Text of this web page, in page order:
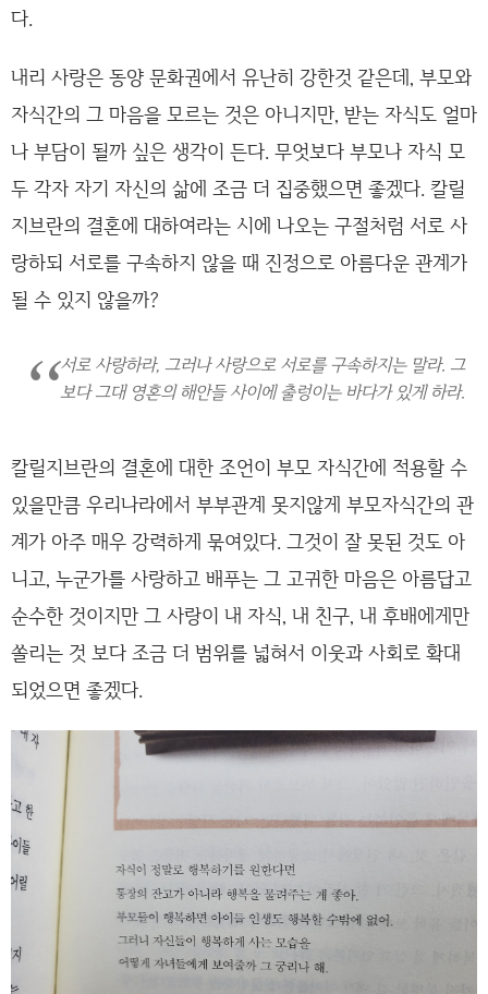
다.
내리 사랑은 동양 문화권에서 유난히 강한것 같은데, 부모와
자식간의 그 마음을 모르는 것은 아니지만, 받는 자식도 얼마
나 부담이 될까 싶은 생각이 든다. 무엇보다 부모나 자식 모
두 각자 자기 자신의 삶에 조금 더 집중했으면 좋겠다. 칼릴
지브란의 결혼에 대하여라는 시에 나오는 구절처럼 서로 사
랑하되 서로를 구속하지 않을 때 진정으로 아름다운 관계가
될 수 있지 않을까?
서로 사랑하라, 그러나 사랑으로 서로를 구속하지는 말라. 그
보다 그대 영혼의 해안들 사이에 출렁이는 바다가 있게 하라.
칼릴지브란의 결혼에 대한 조언이 부모 자식간에 적용할 수
있을만큼 우리나라에서 부부관계 못지않게 부모자식간의 관
계가 아주 매우 강력하게 묶여있다. 그것이 잘 못된 것도 아
니고, 누군가를 사랑하고 배푸는 그 고귀한 마음은 아름답고
순수한 것이지만 그 사랑이 내 자식, 내 친구, 내 후배에게만
쏠리는 것 보다 조금 더 범위를 넓혀서 이웃과 사회로 확대
되었으면 좋겠다.